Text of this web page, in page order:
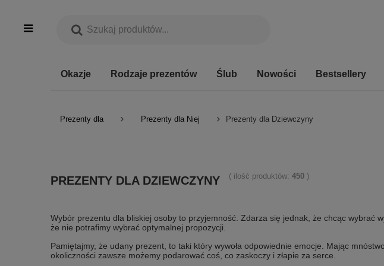
Okazje Rodzaje prezentów Ślub Nowości Bestsellery
Prezenty dla Prezenty dla Niej Prezenty dla Dziewczyny
PREZENTY DLA DZIEWCZYNY ( ilość produktów: 450 )
Wybór prezentu dla bliskiej osoby to przyjemność. Zdarza się jednak, że chcąc wybrać
że nie potrafimy wybrać optymalnej propozycji.
Pamiętajmy, że udany prezent, to taki który wywoła odpowiednie emocje. Mając
okoliczności zawsze możemy podarować coś, co zaskoczy i złapie za serce.